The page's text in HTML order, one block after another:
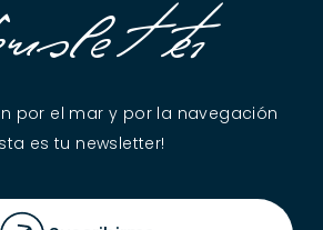
por el mar y por la navegación
es tu newsletter!